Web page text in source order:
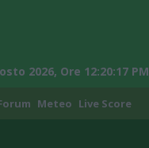
2026, Ore 12:20:18 PM
Meteo Live Score